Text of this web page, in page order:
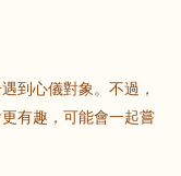
到心儀對象。不過，
有趣，可能會一起嘗